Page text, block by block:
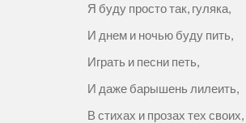
Я буду просто так, гуляка,
И днем и ночью буду пить,
Играть и песни петь,
И даже барышень лилеить,
В стихах и прозах тех своих,